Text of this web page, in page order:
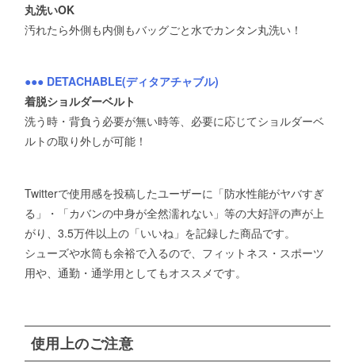
丸洗いOK
汚れたら外側も内側もバッグごと水でカンタン丸洗い！
●●● DETACHABLE(ディタアチャブル)
着脱ショルダーベルト
洗う時・背負う必要が無い時等、必要に応じてショルダーベ
ルトの取り外しが可能！
Twitterで使用感を投稿したユーザーに「防水性能がヤバすぎ
る」・「カバンの中身が全然濡れない」等の大好評の声が上
がり、3.5万件以上の「いいね」を記録した商品です。
シューズや水筒も余裕で入るので、フィットネス・スポーツ
用や、通勤・通学用としてもオススメです。
使用上のご注意